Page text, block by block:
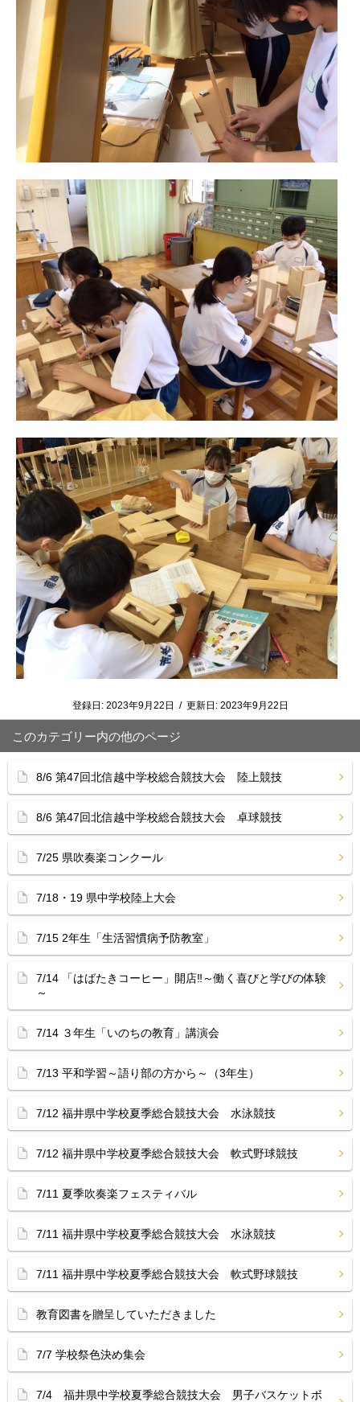
登録日: 2023年9月22日 / 更新日: 2023年9月22日
このカテゴリー内の他のページ
8/6 第47回北信越中学校総合競技大会 陸上競技
8/6 第47回北信越中学校総合競技大会 卓球競技
7/25 県吹奏楽コンクール
7/18・19 県中学校陸上大会
7/15 2年生「生活習慣病予防教室」
7/14 「はばたきコーヒー」開店‼︎～働く喜びと学びの体験
～
7/14 ３年生「いのちの教育」講演会
7/13 平和学習～語り部の方から～（3年生）
7/12 福井県中学校夏季総合競技大会 水泳競技
7/12 福井県中学校夏季総合競技大会 軟式野球競技
7/11 夏季吹奏楽フェスティバル
7/11 福井県中学校夏季総合競技大会 水泳競技
7/11 福井県中学校夏季総合競技大会 軟式野球競技
教育図書を贈呈していただきました
7/7 学校祭色決め集会
7/4 福井県中学校夏季総合競技大会 男子バスケットボ